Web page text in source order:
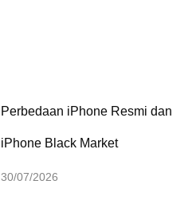
Perbedaan iPhone Resmi dan
iPhone Black Market
30/07/2026